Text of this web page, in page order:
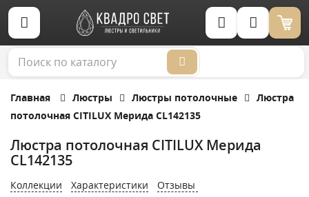
Корзина (0)
Главная Люстры Люстры потолочные
Люстра
потолочная CITILUX Мерида CL142135
Люстра потолочная CITILUX Мерида
CL142135
Коллекции Характеристики Отзывы